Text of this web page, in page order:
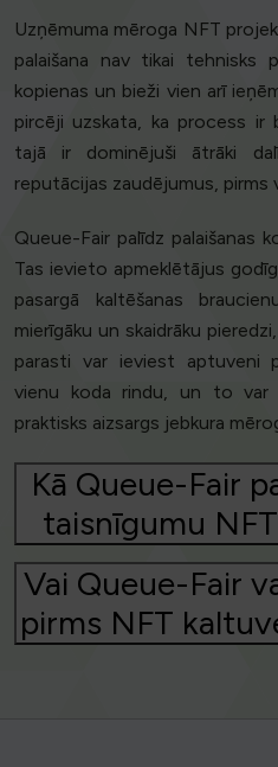
Uzņēmuma mēroga NFT
palaišana nav tikai tehnisks
kopienas un bieži vien arī
pircēji uzskata, ka process ir
tajā ir dominējuši ātrāki
reputācijas zaudējumus, pirms
Queue-Fair palīdz palaišanas
Tas ievieto apmeklētājus
pasargā kaltēšanas
mierīgāku un skaidrāku
parasti var ieviest aptuveni
vienu koda rindu, un to var
praktisks aizsargs jebkura
Kā Queue-Fair
taisnīgumu
Vai Queue-Fair
pirms NFT